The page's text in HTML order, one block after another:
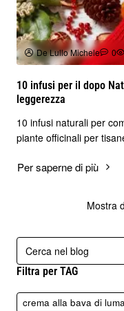
De Lullo Michele 0
10 infusi per il dopo
leggerezza
10 infusi naturali per
piante officinali per tisane
Per saperne di più
Mostra
Filtra per TAG
crema alla bava di